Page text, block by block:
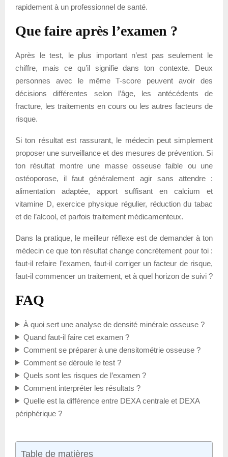
rapidement à un professionnel de santé.
Que faire après l’examen ?
Après le test, le plus important n’est pas seulement le
chiffre, mais ce qu’il signifie dans ton contexte. Deux
personnes avec le même T-score peuvent avoir des
décisions différentes selon l’âge, les antécédents de
fracture, les traitements en cours ou les autres facteurs de
risque.
Si ton résultat est rassurant, le médecin peut simplement
proposer une surveillance et des mesures de prévention. Si
ton résultat montre une masse osseuse faible ou une
ostéoporose, il faut généralement agir sans attendre :
alimentation adaptée, apport suffisant en calcium et
vitamine D, exercice physique régulier, réduction du tabac
et de l’alcool, et parfois traitement médicamenteux.
Dans la pratique, le meilleur réflexe est de demander à ton
médecin ce que ton résultat change concrètement pour toi :
faut-il refaire l’examen, faut-il corriger un facteur de risque,
faut-il commencer un traitement, et à quel horizon de suivi ?
FAQ
À quoi sert une analyse de densité minérale osseuse ?
Quand faut-il faire cet examen ?
Comment se préparer à une densitométrie osseuse ?
Comment se déroule le test ?
Quels sont les risques de l’examen ?
Comment interpréter les résultats ?
Quelle est la différence entre DEXA centrale et DEXA
périphérique ?
Table de matières